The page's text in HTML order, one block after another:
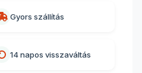
Gyors szállítás
14 napos visszaváltás